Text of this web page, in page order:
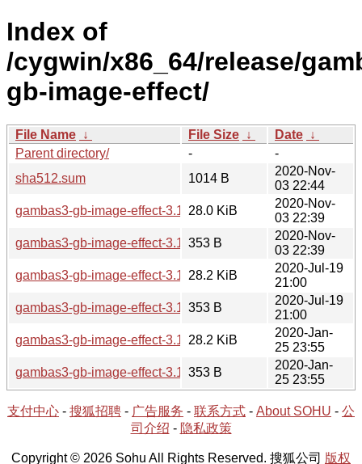
Index of
/cygwin/x86_64/release/
gb-image-effect/
File Name ↓ File Size ↓ Date ↓
Parent directory/
-
-
sha512.sum
1014 B
2020-Nov-
03 22:44
gambas3-gb-image-effect-3.15.2-1.tar.xz
28.0 KiB
2020-Nov-
03 22:39
gambas3-gb-image-effect-3.15.2-1.hint
353 B
2020-Nov-
03 22:39
gambas3-gb-image-effect-3.15.0-1.tar.xz
28.2 KiB
2020-Jul-19
21:00
gambas3-gb-image-effect-3.15.0-1.hint
353 B
2020-Jul-19
21:00
gambas3-gb-image-effect-3.14.3-1.tar.xz
28.2 KiB
2020-Jan-
25 23:55
gambas3-gb-image-effect-3.14.3-1.hint
353 B
2020-Jan-
25 23:55
支付中心 - 搜狐招聘 - 广告服务 - 联系方式 - About SOHU - 公
司介绍 - 隐私政策
Copyright © 2026 Sohu All Rights Reserved. 搜狐公司 版权